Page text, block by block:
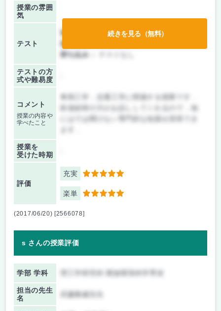
授業の雰囲
気
テスト
前期/中間：
レポートのみ
後期/期末：
持ち込み：
テストの方
式や難易度
コメント
授業の内容や
学べたこと
車両工学，交通工学に関連する授業です．
鉄道総研の方がお話ししてくれるので，他
にはでは聞けない専門的な知識を習得でき
授業を
受けた時期
評価
充実 5
楽単 5
続きを見る（無料）
(2017/06/20) [2566078]
s さんの授業評価
学部 学科 理工学研究科 開放環境科学専攻
担当の先生
名
武藤雅威先生